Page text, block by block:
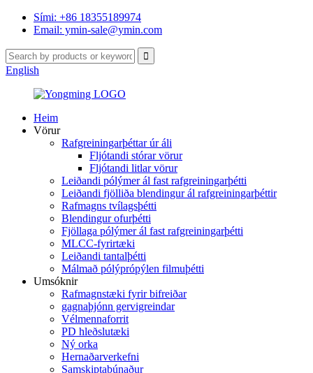
Sími: +86 18355189974
Email: ymin-sale@ymin.com
English
Heim
Vörur
Rafgreiningarþéttar úr áli
Fljótandi stórar vörur
Fljótandi litlar vörur
Leiðandi pólýmer ál fast rafgreiningarþétti
Leiðandi fjölliða blendingur ál rafgreiningarþéttir
Rafmagns tvílagsþétti
Blendingur ofurþétti
Fjöllaga pólýmer ál fast rafgreiningarþétti
MLCC-fyrirtæki
Leiðandi tantalþétti
Málmað pólýprópýlen filmuþétti
Umsóknir
Rafmagnstæki fyrir bifreiðar
gagnaþjónn gervigreindar
Vélmennaforrit
PD hleðslutæki
Ný orka
Hernaðarverkefni
Samskiptabúnaður